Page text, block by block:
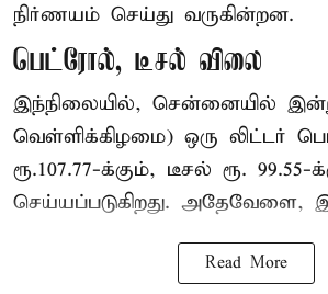
நிர்ணயம் செய்து வருகின்றன.
பெட்ரோல், டீசல் விலை
இந்நிலையில், சென்னையில் இன்று
வெள்ளிக்கிழமை) ஒரு லிட்டர்
ரூ.107.77-க்கும், டீசல் ரூ.
செய்யப்படுகிறது. அதேவேளை,
Read More